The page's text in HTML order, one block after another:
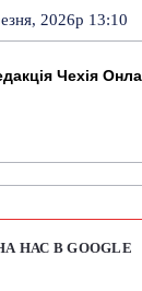
2026р 13:10
Чехія
НАС В GOOGLE